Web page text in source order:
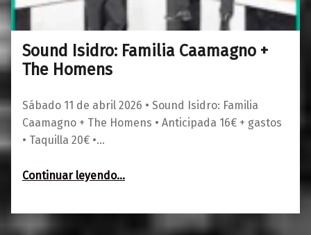
Sound Isidro: Familia Caamagno +
The Homens
Sábado 11 de abril 2026 • Sound Isidro: Familia
Caamagno + The Homens • Anticipada 16€ + gastos
• Taquilla 20€ •…
Continuar leyendo“Sound Isidro: Familia Caamagno + The Homens”
…
01/03/2026
0
Maravillas